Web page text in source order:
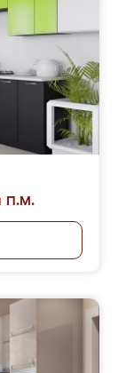
п.м.